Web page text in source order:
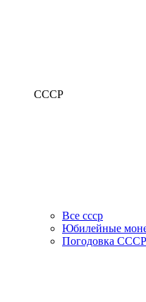
СССР
Все ссср
Юбилейные
Погодовка СССР